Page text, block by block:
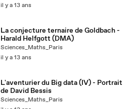
il y a 13 ans
La conjecture ternaire de Goldbach -
Harald Helfgott (DMA)
Sciences_Maths_Paris
il y a 13 ans
L'aventurier du Big data (IV) - Portrait
de David Bessis
Sciences_Maths_Paris